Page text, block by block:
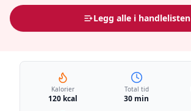
Legg alle i handlelisten
Kalorier
120 kcal
Total tid
30 min